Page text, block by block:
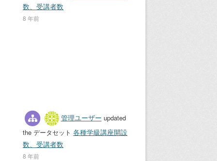
数、受講者数
8 年前
管理ユーザー updated
the データセット各種学級講座開設
数、受講者数
8 年前